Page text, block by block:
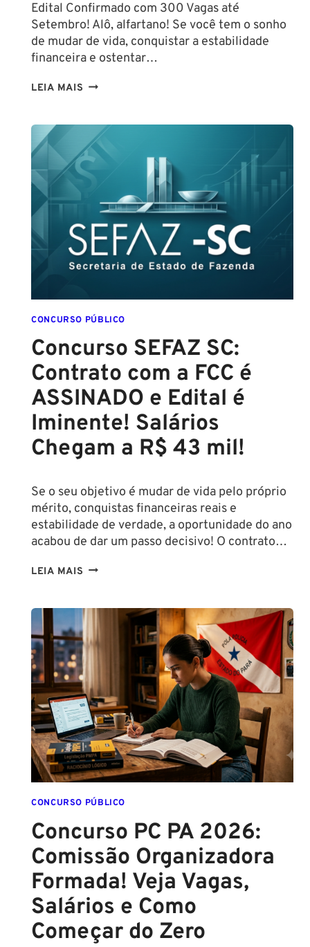
Edital Confirmado com 300 Vagas até
Setembro! Alô, alfartano! Se você tem o sonho
de mudar de vida, conquistar a estabilidade
financeira e ostentar…
LEIA MAIS CONCURSO
SALVADOR
(GCM
SALVADOR):
CONFIRMADO
PARA
SETEMBRO!
CONCURSO PÚBLICO
Concurso SEFAZ SC:
Contrato com a FCC é
ASSINADO e Edital é
Iminente! Salários
Chegam a R$ 43 mil!
Se o seu objetivo é mudar de vida pelo próprio
mérito, conquistas financeiras reais e
estabilidade de verdade, a oportunidade do ano
acabou de dar um passo decisivo! O contrato…
LEIA MAIS CONCURSO
CONTRATO
COM
A
FCC
É
ASSINADO
E
EDITAL
É
IMINENTE!
SALÁRIOS
CHEGAM
R$
43
CONCURSO PÚBLICO
Concurso PC PA 2026:
Comissão Organizadora
Formada! Veja Vagas,
Salários e Como
Começar do Zero